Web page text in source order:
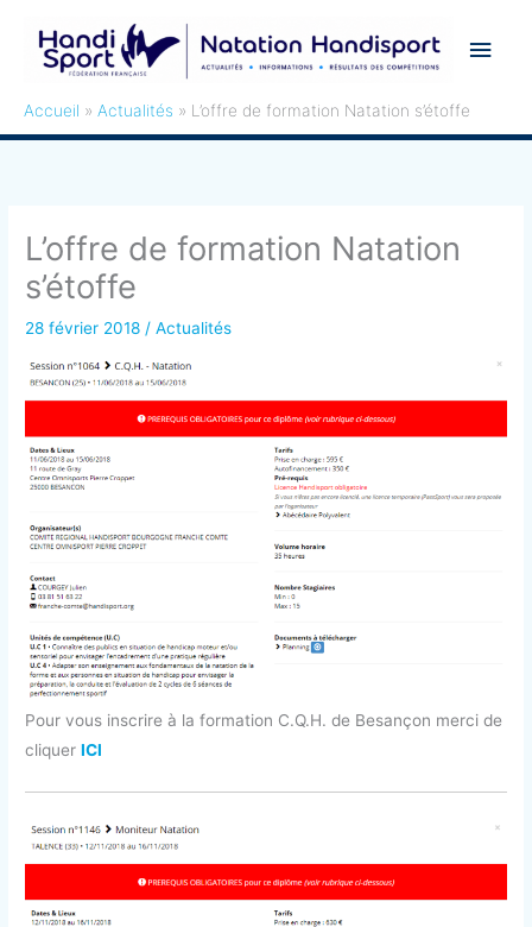
contenu
Accueil Actualités L’offre de formation Natation s’étoffe
L’offre de formation Natation
s’étoffe
28 février 2018/Actualités
Pour vous inscrire à la formation C.Q.H. de Besançon merci de
cliquerICI